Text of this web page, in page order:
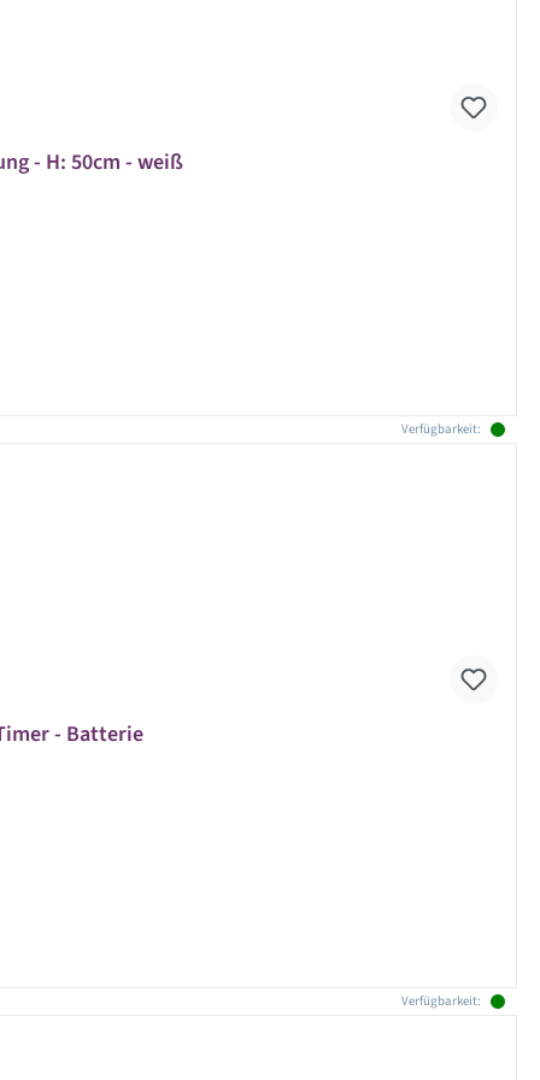
- H: 50cm - weiß
Verfügbarkeit:
- Batterie
Verfügbarkeit: